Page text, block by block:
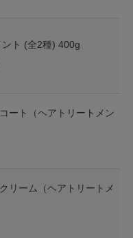
ント (全2種) 400g
ート（ヘアトリートメン
リーム（ヘアトリートメ